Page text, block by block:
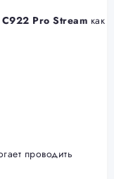
Pro Stream как
проводить